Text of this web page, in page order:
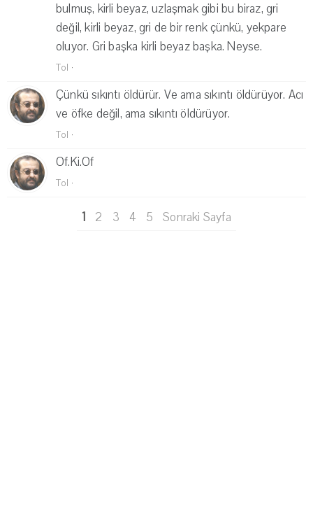
bulmuş, kirli beyaz, uzlaşmak gibi bu biraz, gri
değil, kirli beyaz, gri de bir renk çünkü, yekpare
oluyor. Gri başka kirli beyaz başka. Neyse.
Tol ·
Çünkü sıkıntı öldürür. Ve ama sıkıntı öldürüyor. Acı
ve öfke değil, ama sıkıntı öldürüyor.
Tol ·
Of.Ki.Of
Tol ·
1 2 3 4 5 Sonraki Sayfa